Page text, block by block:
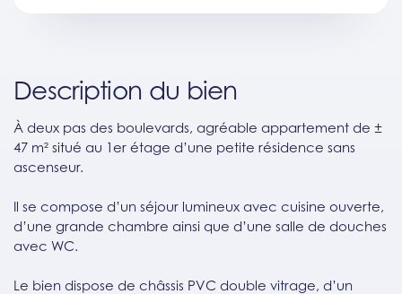
Description du bien
À deux pas des boulevards, agréable appartement de ±
47 m² situé au 1er étage d’une petite résidence sans
ascenseur.
Il se compose d’un séjour lumineux avec cuisine ouverte,
d’une grande chambre ainsi que d’une salle de douches
avec WC.
Le bien dispose de châssis PVC double vitrage, d’un